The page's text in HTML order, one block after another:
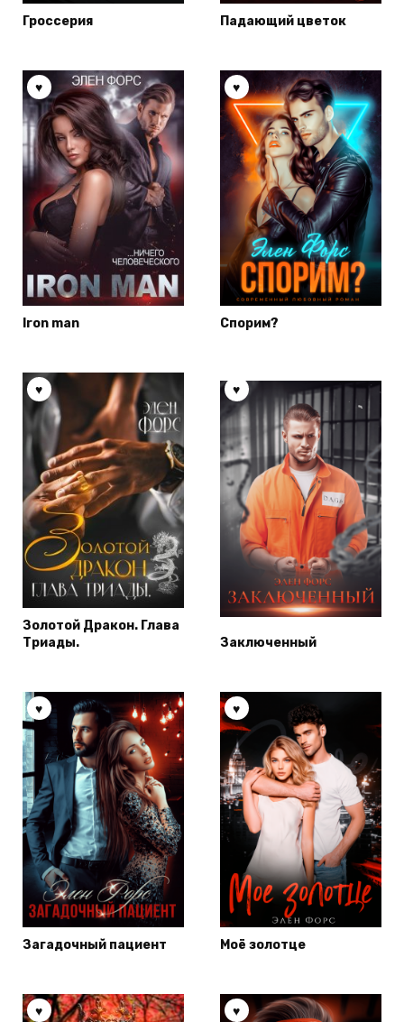
Гроссерия Падающий цветок
Iron man Спорим?
Золотой Дракон. Глава
Триады.
Заключенный
Загадочный пациент Моё золотце